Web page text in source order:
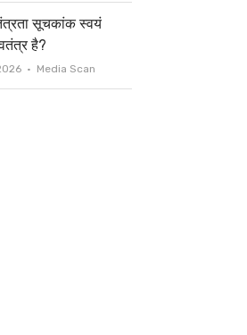
सूचकांक स्वयं
है?
Author
Media Scan